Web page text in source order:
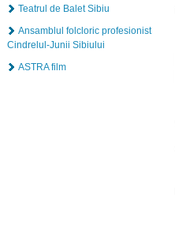
Teatrul de Balet Sibiu
Ansamblul folcloric profesionist
Cindrelul-Junii Sibiului
ASTRA film